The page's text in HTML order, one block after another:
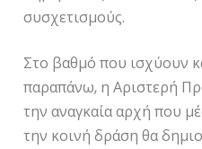
συσχετισμούς.
Στο βαθμό που ισχύουν
παραπάνω, η Αριστερή
την αναγκαία αρχή που
την κοινή δράση θα